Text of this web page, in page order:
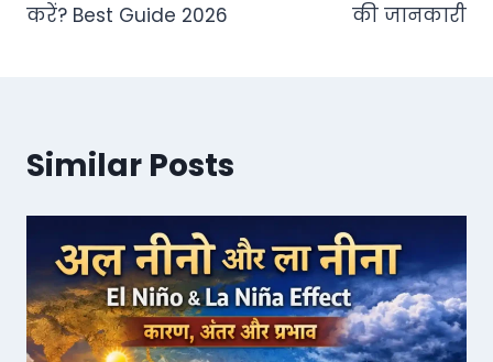
करें? Best Guide 2026
की जानकारी
Similar Posts